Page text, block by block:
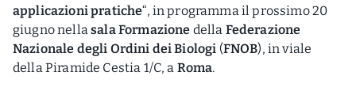
applicazioni pratiche“, in programma il prossimo 20
giugno nellasala Formazione della Federazione
Nazionale degli Ordini dei Biologi (FNOB), in viale
della Piramide Cestia 1/C, a Roma.